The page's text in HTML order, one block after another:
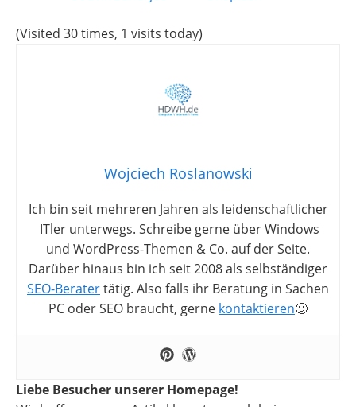
(Visited 30 times, 1 visits today)
Wojciech Roslanowski
Ich bin seit mehreren Jahren als leidenschaftlicher
ITler unterwegs. Schreibe gerne über Windows
und WordPress-Themen & Co. auf der Seite.
Darüber hinaus bin ich seit 2008 als selbständiger
SEO-Beratertätig. Also falls ihr Beratung in Sachen
PC oder SEO braucht, gerne kontaktieren🙂
Liebe Besucher unserer Homepage!